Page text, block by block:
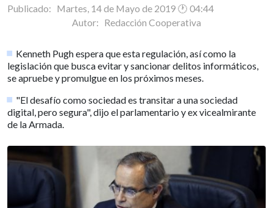
Publicado: Martes, 14 de Mayo de 2019 🕐 04:44
Autor: Redacción Cooperativa
Kenneth Pugh espera que esta regulación, así como la
legislación que busca evitar y sancionar delitos informáticos,
se apruebe y promulgue en los próximos meses.
"El desafío como sociedad es transitar a una sociedad
digital, pero segura", dijo el parlamentario y ex vicealmirante
de la Armada.